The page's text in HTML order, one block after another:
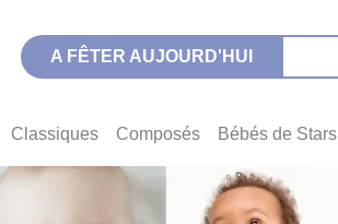
A FÊTER AUJOURD'HUI
Classiques Composés Bébés de Stars